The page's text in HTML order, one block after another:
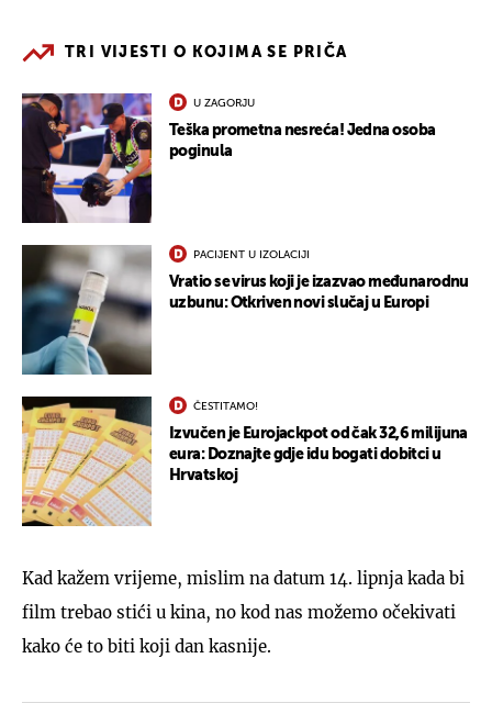
TRI VIJESTI O KOJIMA SE PRIČA
U ZAGORJU
Teška prometna nesreća! Jedna osoba
poginula
PACIJENT U IZOLACIJI
Vratio se virus koji je izazvao međunarodnu
uzbunu: Otkriven novi slučaj u Europi
ČESTITAMO!
Izvučen je Eurojackpot od čak 32,6 milijuna
eura: Doznajte gdje idu bogati dobitci u
Hrvatskoj
Kad kažem vrijeme, mislim na datum 14. lipnja kada bi
film trebao stići u kina, no kod nas možemo očekivati
kako će to biti koji dan kasnije.